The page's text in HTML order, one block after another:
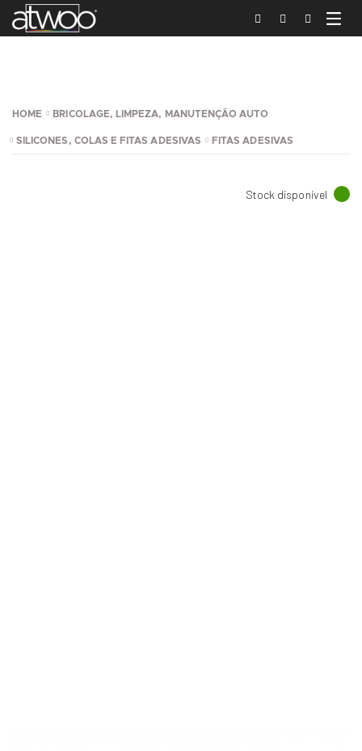
HOME BRICOLAGE, LIMPEZA, MANUTENÇÃO AUTO
SILICONES, COLAS E FITAS ADESIVAS FITAS ADESIVAS
Stock disponível